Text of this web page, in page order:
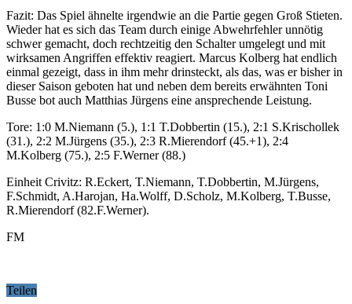
Fazit: Das Spiel ähnelte irgendwie an die Partie gegen Groß Stieten.
Wieder hat es sich das Team durch einige Abwehrfehler unnötig
schwer gemacht, doch rechtzeitig den Schalter umgelegt und mit
wirksamen Angriffen effektiv reagiert. Marcus Kolberg hat endlich
einmal gezeigt, dass in ihm mehr drinsteckt, als das, was er bisher in
dieser Saison geboten hat und neben dem bereits erwähnten Toni
Busse bot auch Matthias Jürgens eine ansprechende Leistung.
Tore: 1:0 M.Niemann (5.), 1:1 T.Dobbertin (15.), 2:1 S.Krischollek
(31.), 2:2 M.Jürgens (35.), 2:3 R.Mierendorf (45.+1), 2:4
M.Kolberg (75.), 2:5 F.Werner (88.)
Einheit Crivitz: R.Eckert, T.Niemann, T.Dobbertin, M.Jürgens,
F.Schmidt, A.Harojan, Ha.Wolff, D.Scholz, M.Kolberg, T.Busse,
R.Mierendorf (82.F.Werner).
FM
Teilen